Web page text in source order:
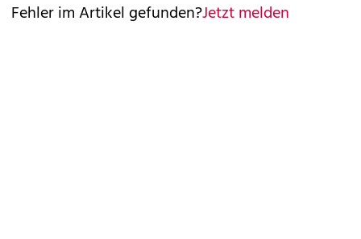
Fehler im Artikel gefunden?Jetzt melden